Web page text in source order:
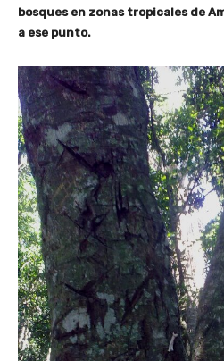
bosques en zonas tropicales de
a ese punto.